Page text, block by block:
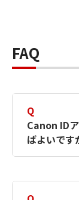
FAQ
Q
Canon ID
ばよいです